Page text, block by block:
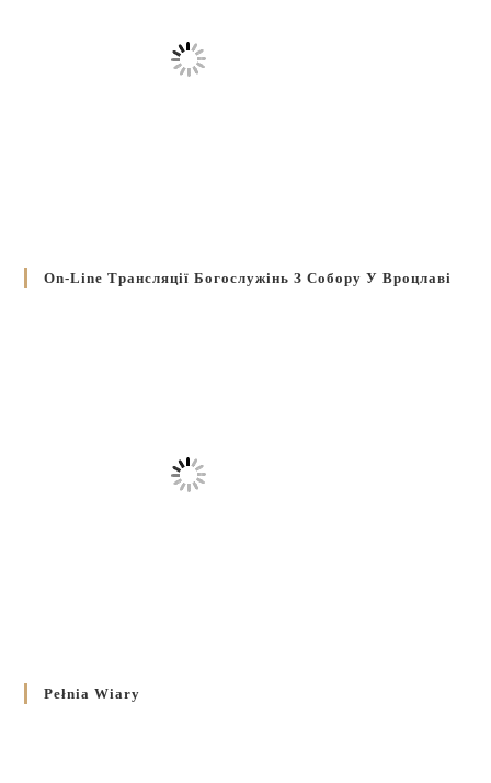
On-Line Трансляції Богослужінь З Собору У Вроцлаві
Pełnia Wiary